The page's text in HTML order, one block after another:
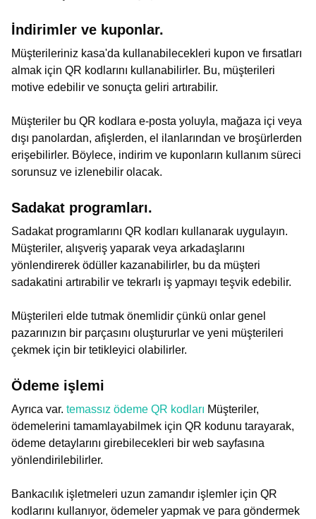
İndirimler ve kuponlar.
Müşterileriniz kasa'da kullanabilecekleri kupon ve fırsatları
almak için QR kodlarını kullanabilirler. Bu, müşterileri
motive edebilir ve sonuçta geliri artırabilir.
Müşteriler bu QR kodlara e-posta yoluyla, mağaza içi veya
dışı panolardan, afişlerden, el ilanlarından ve broşürlerden
erişebilirler. Böylece, indirim ve kuponların kullanım süreci
sorunsuz ve izlenebilir olacak.
Sadakat programları.
Sadakat programlarını QR kodları kullanarak uygulayın.
Müşteriler, alışveriş yaparak veya arkadaşlarını
yönlendirerek ödüller kazanabilirler, bu da müşteri
sadakatini artırabilir ve tekrarlı iş yapmayı teşvik edebilir.
Müşterileri elde tutmak önemlidir çünkü onlar genel
pazarınızın bir parçasını oluştururlar ve yeni müşterileri
çekmek için bir tetikleyici olabilirler.
Ödeme işlemi
Ayrıca var. temassız ödeme QR kodları Müşteriler,
ödemelerini tamamlayabilmek için QR kodunu tarayarak,
ödeme detaylarını girebilecekleri bir web sayfasına
yönlendirilebilirler.
Bankacılık işletmeleri uzun zamandır işlemler için QR
kodlarını kullanıyor, ödemeler yapmak ve para göndermek